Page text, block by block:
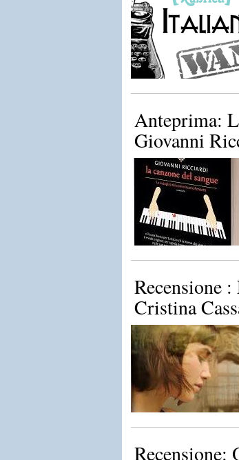
Anteprima:
Giovanni
Recensione
Cristina